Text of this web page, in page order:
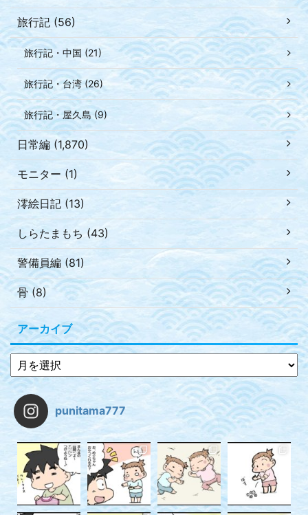
旅行記 (56)
旅行記・中国 (21)
旅行記・台湾 (26)
旅行記・屋久島 (9)
日常編 (1,870)
モニター (1)
澪絵日記 (13)
しらたまもち (43)
警備員編 (81)
骨 (8)
アーカイブ
punitama777